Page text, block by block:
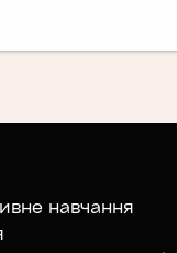
навчання